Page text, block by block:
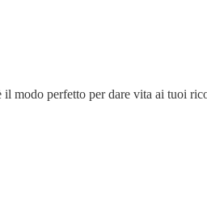
modo perfetto per dare vita ai tuoi